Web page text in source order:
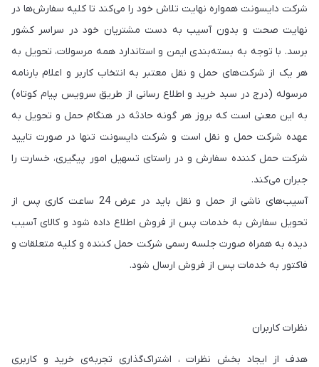
شرکت دایسونت همواره نهایت تلاش خود را می‏‌کند تا کلیه سفارش‏‌ها در
نهایت صحت و بدون آسیب به دست مشتریان خود در سراسر کشور
برسد. با توجه به بسته‌بندی ایمن و استاندارد همه مرسولات، تحویل به
هر یک از شرکت‌‏های حمل و نقل معتبر به انتخاب کاربر و اعلام بارنامه
مرسوله (درج در سبد خرید و اطلاع رسانی از طریق سرویس پیام کوتاه)
به این معنی است که بروز هر گونه حادثه در هنگام حمل و تحویل به
عهده شرکت حمل و نقل است و شرکت دایسونت تنها در صورت تایید
شرکت حمل کننده سفارش و در راستای تسهیل امور پیگیری، خسارت را
جبران می‌‏کند.
آسیب‏‌های ناشی از حمل و نقل باید در عرض 24 ساعت کاری پس از
تحویل سفارش به خدمات پس از فروش اطلاع داده شود و کالای آسیب
دیده به همراه صورت جلسه رسمی شرکت حمل کننده و کلیه متعلقات و
فاکتور به خدمات پس از فروش ارسال شود.
نظرات کاربران
هدف از ایجاد بخش نظرات ، اشتراک‌گذاری تجربه‌ی خرید و کاربری